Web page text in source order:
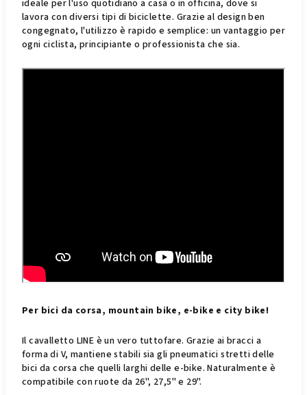
ideale per l'uso quotidiano a casa o in officina, dove si
lavora con diversi tipi di biciclette. Grazie al design ben
congegnato, l'utilizzo è rapido e semplice: un vantaggio per
ogni ciclista, principiante o professionista che sia.
Per bici da corsa, mountain bike, e-bike e city bike!
Il cavalletto LINE è un vero tuttofare. Grazie ai bracci a
forma di V, mantiene stabili sia gli pneumatici stretti delle
bici da corsa che quelli larghi delle e-bike. Naturalmente è
compatibile con ruote da 26", 27,5" e 29".